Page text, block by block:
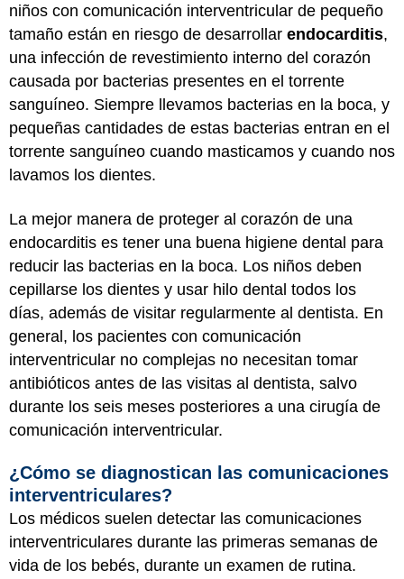
niños con comunicación interventricular de pequeño
tamaño están en riesgo de desarrollar endocarditis,
una infección de revestimiento interno del corazón
causada por bacterias presentes en el torrente
sanguíneo. Siempre llevamos bacterias en la boca, y
pequeñas cantidades de estas bacterias entran en el
torrente sanguíneo cuando masticamos y cuando nos
lavamos los dientes.
La mejor manera de proteger al corazón de una
endocarditis es tener una buena higiene dental para
reducir las bacterias en la boca. Los niños deben
cepillarse los dientes y usar hilo dental todos los
días, además de visitar regularmente al dentista. En
general, los pacientes con comunicación
interventricular no complejas no necesitan tomar
antibióticos antes de las visitas al dentista, salvo
durante los seis meses posteriores a una cirugía de
comunicación interventricular.
¿Cómo se diagnostican las comunicaciones
interventriculares?
Los médicos suelen detectar las comunicaciones
interventriculares durante las primeras semanas de
vida de los bebés, durante un examen de rutina.